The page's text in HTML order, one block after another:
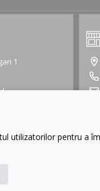
1
Sâ
utilizatorilor pentru a